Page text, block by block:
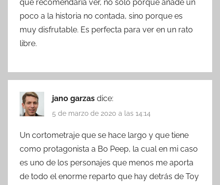
que recomendaría ver, no solo porque añade un
poco a la historia no contada, sino porque es
muy disfrutable. Es perfecta para ver en un rato
libre.
jano garzas dice:
5 de marzo de 2020 a las 14:14
Un cortometraje que se hace largo y que tiene
como protagonista a Bo Peep, la cual en mi caso
es uno de los personajes que menos me aporta
de todo el enorme reparto que hay detrás de Toy